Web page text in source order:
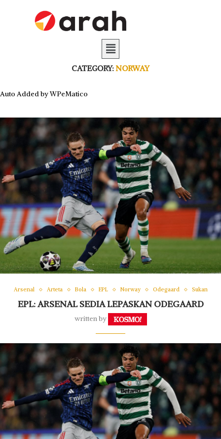
CATEGORY: NORWAY
Auto Added by WPeMatico
Arsenal Arteta Bola EPL Norway Odegaard Sukan
EPL: ARSENAL SEDIA LEPASKAN ODEGAARD
written by